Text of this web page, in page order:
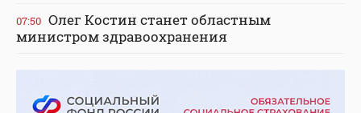
07:50 Олег Костин станет областным
министром здравоохранения